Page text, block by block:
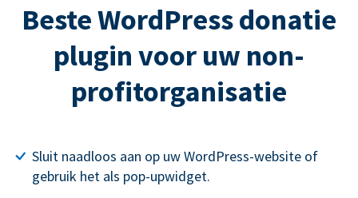
Beste WordPress donatie
plugin voor uw non-
profitorganisatie
Sluit naadloos aan op uw WordPress-website of
gebruik het als pop-upwidget.